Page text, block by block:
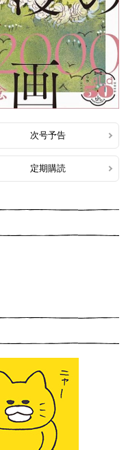
次号予告
定期購読